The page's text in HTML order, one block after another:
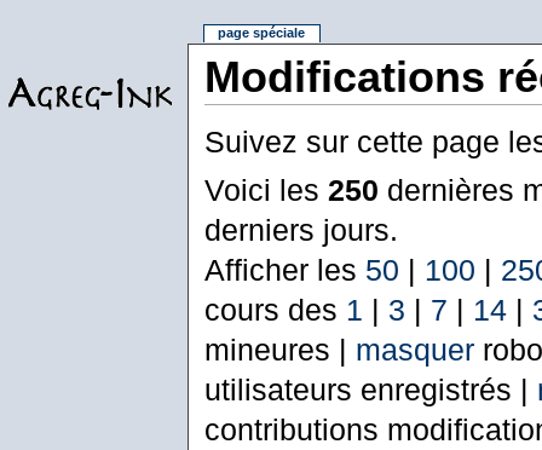
Modifications
Suivez sur cette page
Voici les 250 dernières
derniers jours.
Afficher les 50 | 100 |
cours des 1 | 3 | 7 | 14|
mineures | masquer
utilisateurs enregistrés |
contributions
page spéciale